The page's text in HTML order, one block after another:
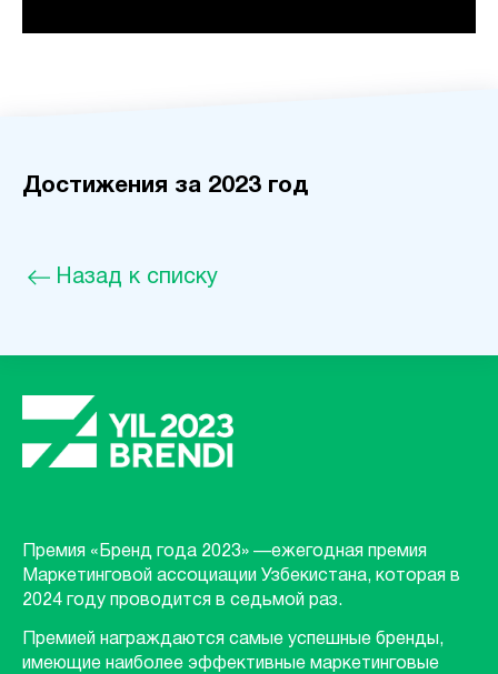
Достижения за 2023 год
Назад к списку
Премия «Бренд года 2023» —ежегодная премия
Маркетинговой ассоциации Узбекистана, которая в
2024 году проводится в седьмой раз.
Премией награждаются самые успешные бренды,
имеющие наиболее эффективные маркетинговые